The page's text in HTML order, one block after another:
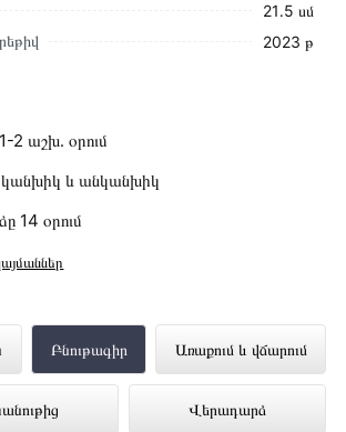
21․5 սմ
2023 թ
2 աշխ․ օրում
և անկանխիկ
14 օրում
Բնութագիր Առաքում և վճարում
Վերադարձ
BGAC/I-T24 ECO (T)
է Technomix առցանց
գնով 359 900 դրամ